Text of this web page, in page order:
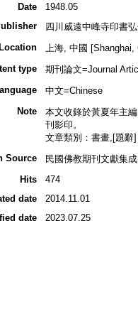
Date
1948.05
四川威遠中峰寺印書
Location
上海, 中國 [Shanghai,
type
期刊論文=Journal
中文=Chinese
Note
本文收錄於黃夏年主
刊影印。
文章類別：書畫,[題辭]
Source
民國佛教期刊文獻集
Hits
474
date
2014.11.01
date
2023.07.25